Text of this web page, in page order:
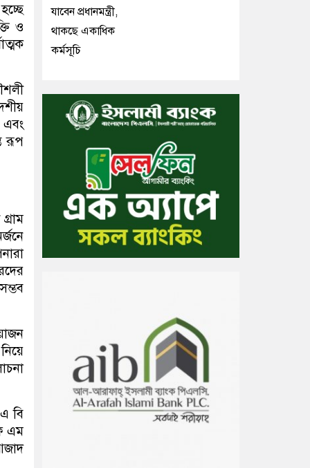
ও
এবং
রূপ
বি
এম
যাবেন প্রধানমন্ত্রী,
থাকছে একাধিক
কর্মসূচি